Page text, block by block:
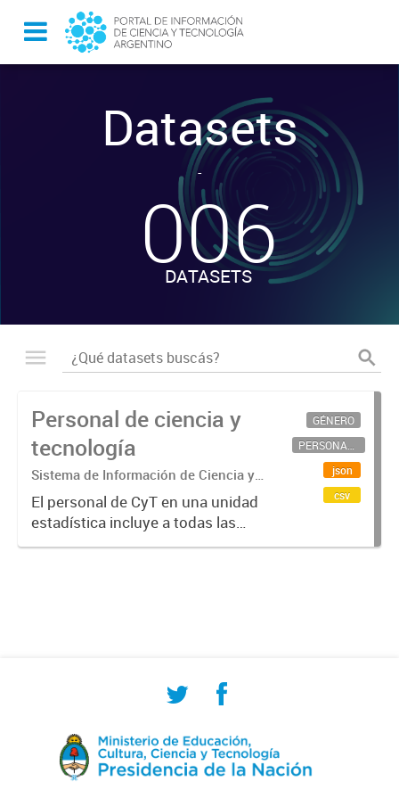
Datasets
-
006
DATASETS
Personal de ciencia y
tecnología
Sistema de Información de Ciencia y
Tecnología Argentino (SICYTAR)
El personal de CyT en una unidad
estadística incluye a todas las
personas involucradas
GÉNERO
PERSONAL CIENTÍFICO-TECNOLÓGICO
json
csv